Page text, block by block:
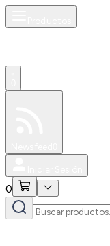
0